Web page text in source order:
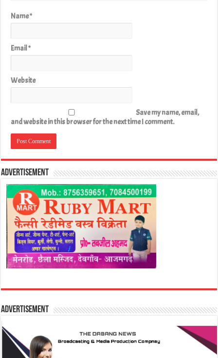
Name*
Email*
Website
Save my name, email,
and website in this browser for the next time I comment.
Advertisement
Advertisement